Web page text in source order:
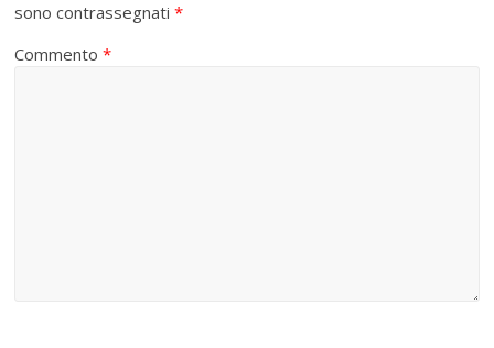
sono contrassegnati*
Commento*